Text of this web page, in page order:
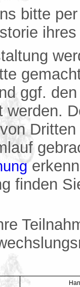
bitte
ggf.
werden.
finden